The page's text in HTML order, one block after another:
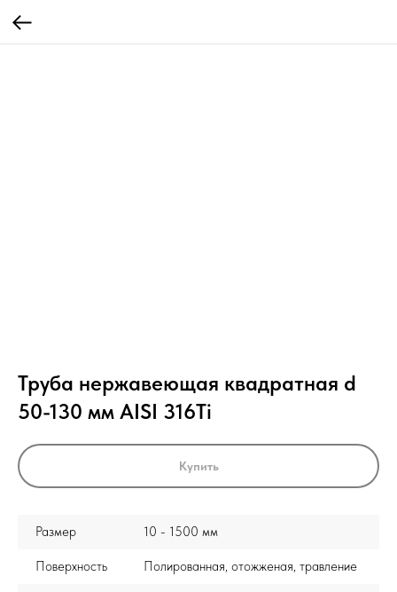
Труба нержавеющая квадратная d
50-130 мм AISI 316Ti
Купить
Размер 10 - 1500 мм
Поверхность Полированная, отожженая, травление